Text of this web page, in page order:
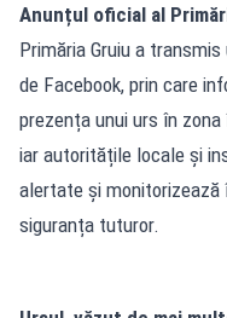
Anunțul oficial al
Primăria Gruiu a
de Facebook, prin care
prezența unui urs în
iar autoritățile locale și
alertate și monitorizează
siguranța tuturor.